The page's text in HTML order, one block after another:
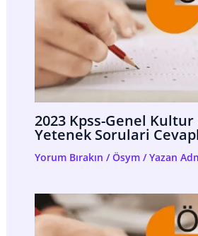
2023 Kpss-Genel Kultur
Yetenek Sorulari
Yorum Bırakın /Ösym/ Yazan